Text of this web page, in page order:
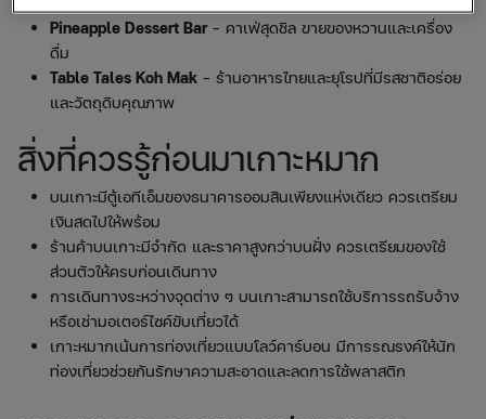
Pineapple Dessert Bar– คาเฟ่สุดชิล ขายของหวานและเครื่อง
ดื่ม
Table Tales Koh Mak – ร้านอาหารไทยและยุโรปที่มีรสชาติอร่อย
และวัตถุดิบคุณภาพ
สิ่งที่ควรรู้ก่อนมาเกาะหมาก
บนเกาะมีตู้เอทีเอ็มของธนาคารออมสินเพียงแห่งเดียว ควรเตรียม
เงินสดไปให้พร้อม
ร้านค้าบนเกาะมีจำกัด และราคาสูงกว่าบนฝั่ง ควรเตรียมของใช้
ส่วนตัวให้ครบก่อนเดินทาง
การเดินทางระหว่างจุดต่าง ๆ บนเกาะสามารถใช้บริการรถรับจ้าง
หรือเช่ามอเตอร์ไซค์ขับเที่ยวได้
เกาะหมากเน้นการท่องเที่ยวแบบโลว์คาร์บอน มีการรณรงค์ให้นัก
ท่องเที่ยวช่วยกันรักษาความสะอาดและลดการใช้พลาสติก